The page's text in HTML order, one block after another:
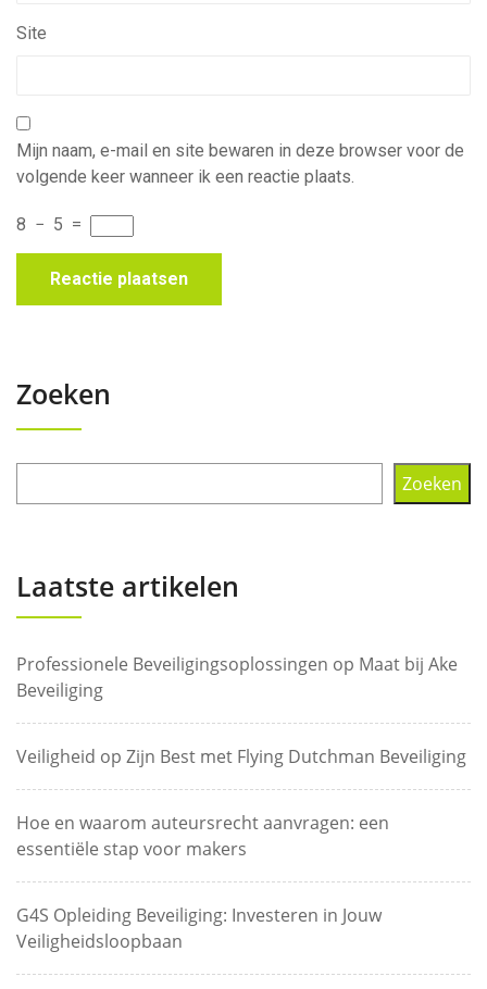
Site
Mijn naam, e-mail en site bewaren in deze browser voor de
volgende keer wanneer ik een reactie plaats.
8 − 5 =
Zoeken
Zoeken
Laatste artikelen
Professionele Beveiligingsoplossingen op Maat bij Ake
Beveiliging
Veiligheid op Zijn Best met Flying Dutchman Beveiliging
Hoe en waarom auteursrecht aanvragen: een
essentiële stap voor makers
G4S Opleiding Beveiliging: Investeren in Jouw
Veiligheidsloopbaan